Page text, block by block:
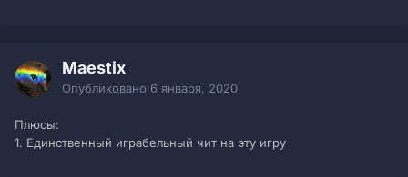
Maestix
Опубликовано 6 января, 2020
Плюсы:
1. Единственный играбельный чит на эту игру